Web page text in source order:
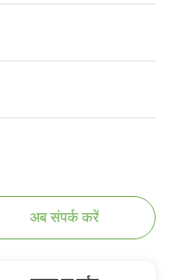
अब संपर्क करें